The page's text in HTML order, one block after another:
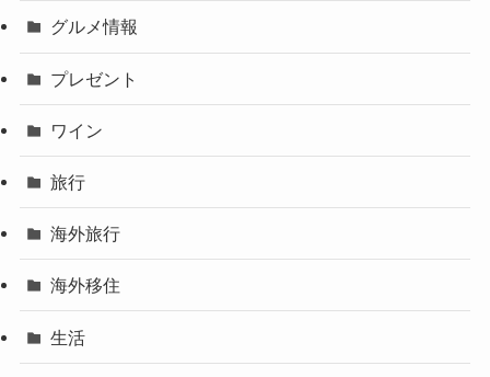
グルメ情報
プレゼント
ワイン
旅行
海外旅行
海外移住
生活